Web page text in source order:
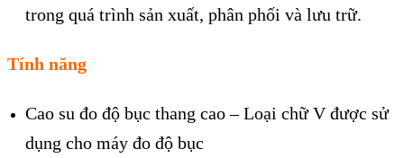
trong quá trình sản xuất, phân phối và lưu trữ.
Tính năng
Cao su đo độ bục thang cao – Loại chữ V được sử
dụng cho máy đo độ bục